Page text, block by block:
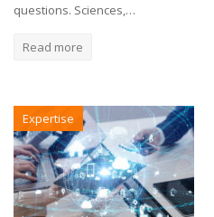
questions. Sciences,…
Read more
Expertise